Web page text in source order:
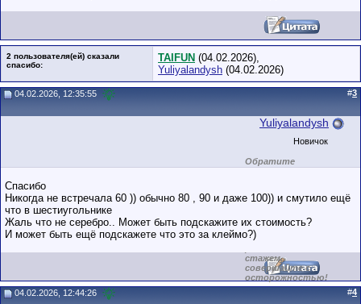
2 пользователя(ей) сказали
cпасибо:
TAIFUN (04.02.2026),
Yuliyalandysh (04.02.2026)
04.02.2026, 12:35:55 #3
Yuliyalandysh
Новичок
Обратите
внимание на
этом форуме.
пользователями,
обладающими
низким
стажем,
совершайте с
осторожностью!
Спасибо
Никогда не встречала 60 )) обычно 80 , 90 и даже 100)) и смутило ещё
что в шестиугольнике
Жаль что не серебро.. Может быть подскажите их стоимость?
И может быть ещё подскажете что это за клеймо?)
04.02.2026, 12:44:26 #4